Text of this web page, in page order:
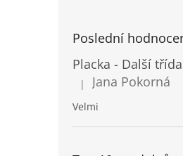
Poslední
Hodnocení produktu je
| Jana Pokorná
Velmi